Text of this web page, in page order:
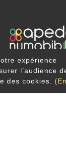
Rue du Cerf
1332 Genval
expérience
l’audience
des cookies.